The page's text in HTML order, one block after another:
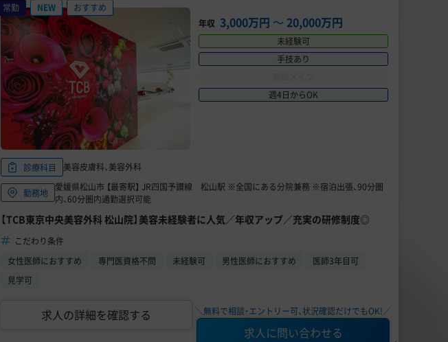
常勤 NEW
おすすめ
年収 3,000万円 〜 20,000万円
未経験可
手技あり
週4日からOK
診療科目 美容皮膚科、美容外科
勤務地
愛媛県松山市 【最寄駅】 JR四国予讃線 松山駅 ※全国にある分院兼務 ※宿泊出張、90分圏
内、60分圏内通勤選択可能
【TCB東京中央美容外科 松山院】美容未経験者に人気／年収アップ／充実の研修制度◎
こだわり条件
女性医師におすすめ
専門医資格不問 未経験可 男性医師におすすめ
医師3年目可
見学可
求人の詳細を確認する ＼無料で相談・エントリー可、状況確認だけでもOK!／
求人に問い合わせる